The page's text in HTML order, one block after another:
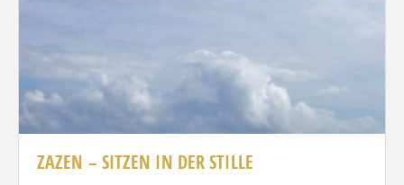
ZAZEN – SITZEN IN DER STILLE